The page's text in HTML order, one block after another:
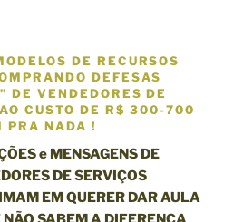
DE RECURSOS
DEFESAS
DE VENDEDORES DE
CUSTO DE R$ 300-700
PRA NADA !
e MENSAGENS DE
DE SERVIÇOS
EMQUERER DAR AULA